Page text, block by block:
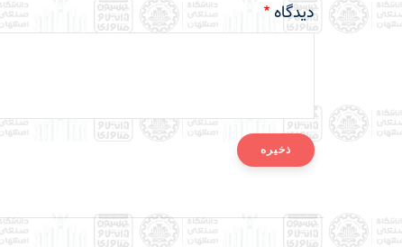
دیدگاه